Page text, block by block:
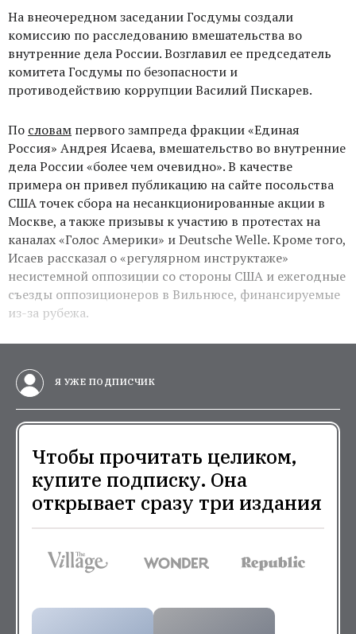
На внеочередном заседании Госдумы создали
комиссию по расследованию вмешательства во
внутренние дела России. Возглавил ее председатель
комитета Госдумы по безопасности и
противодействию коррупции Василий Пискарев.
По словам первого зампреда фракции «Единая
Россия» Андрея Исаева, вмешательство во внутренние
дела России «более чем очевидно». В качестве
примера он привел публикацию на сайте посольства
США точек сбора на несанкционированные акции в
Москве, а также призывы к участию в протестах на
каналах «Голос Америки» и Deutsche Welle. Кроме того,
Исаев рассказал о «регулярном инструктаже»
несистемной оппозиции со стороны США и ежегодные
съезды оппозиционеров в Вильнюсе, финансируемые
из-за рубежа.
Я УЖЕ ПОДПИСЧИК
Чтобы прочитать целиком,
купите подписку. Она
открывает сразу три издания